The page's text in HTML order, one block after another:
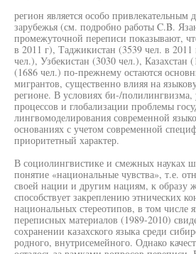
регион является особо привлекательным
зарубежья (см. подробно работы C.B.
промежуточной переписи показывают,
в 2011 г), Таджикистан (3539 чел. в
чел.), Узбекистан (3030 чел.), Казахстан
(1686 чел.) по-прежнему остаются
мигрантов, существенно влияя на
регионе. В условиях би-/
процессов и глобализации проблемы
лингвомоделирования современной
основаниях с учетом современной
приоритетный характер.
В социолингвистике и смежных науках
понятие «национальные чувства», т.е.
своей нации и другим нациям, к образу
способствует закреплению этнических
национальных стереотипов, в том числе
переписных материалов (1989-2010)
сохранении казахского языка среди
родного, внутрисемейного. Однако